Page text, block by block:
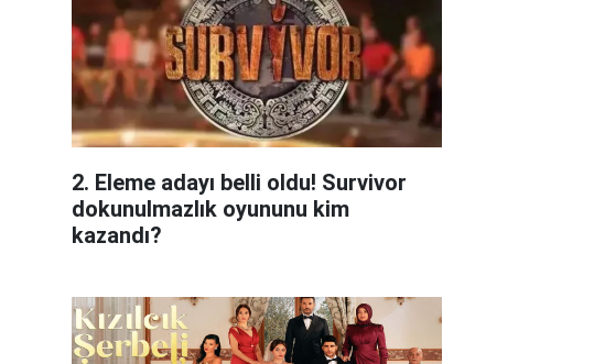
2. Eleme adayı belli oldu! Survivor
dokunulmazlık oyununu kim
kazandı?